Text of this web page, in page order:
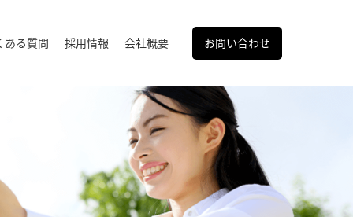
ある質問 採用情報 会社概要 お問い合わせ